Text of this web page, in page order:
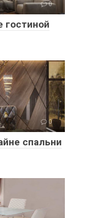
0
гостиной
0
спальни